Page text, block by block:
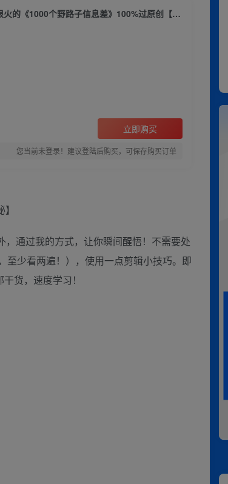
一天做完别一辈子的视频制作最近很火的《1000个野路子信息差》100%过原创【揭秘】
立即购买
您当前未登录！建议登陆后购买，可保存购买订单
，通过我的方式，让你瞬间醒悟！不需要处
至少看两遍！），使用一点剪辑小技巧。即
货，速度学习！